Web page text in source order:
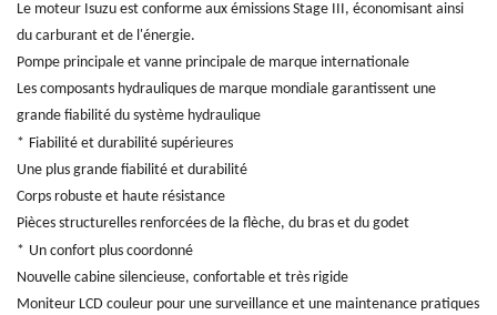
Le moteur Isuzu est conforme aux émissions Stage III, économisant ainsi
du carburant et de l'énergie.
Pompe principale et vanne principale de marque internationale
Les composants hydrauliques de marque mondiale garantissent une
grande fiabilité du système hydraulique
* Fiabilité et durabilité supérieures
Une plus grande fiabilité et durabilité
Corps robuste et haute résistance
Pièces structurelles renforcées de la flèche, du bras et du godet
* Un confort plus coordonné
Nouvelle cabine silencieuse, confortable et très rigide
Moniteur LCD couleur pour une surveillance et une maintenance pratiques